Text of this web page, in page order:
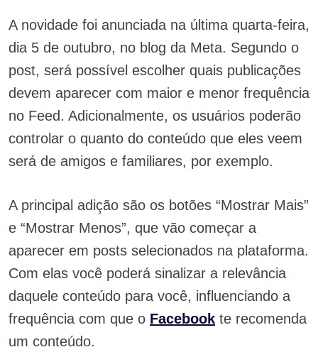
A novidade foi anunciada na última quarta-feira,
dia 5 de outubro, no blog da Meta. Segundo o
post, será possível escolher quais publicações
devem aparecer com maior e menor frequência
no Feed. Adicionalmente, os usuários poderão
controlar o quanto do conteúdo que eles veem
será de amigos e familiares, por exemplo.
A principal adição são os botões “Mostrar Mais”
e “Mostrar Menos”, que vão começar a
aparecer em posts selecionados na plataforma.
Com elas você poderá sinalizar a relevância
daquele conteúdo para você, influenciando a
frequência com que o Facebook te recomenda
um conteúdo.